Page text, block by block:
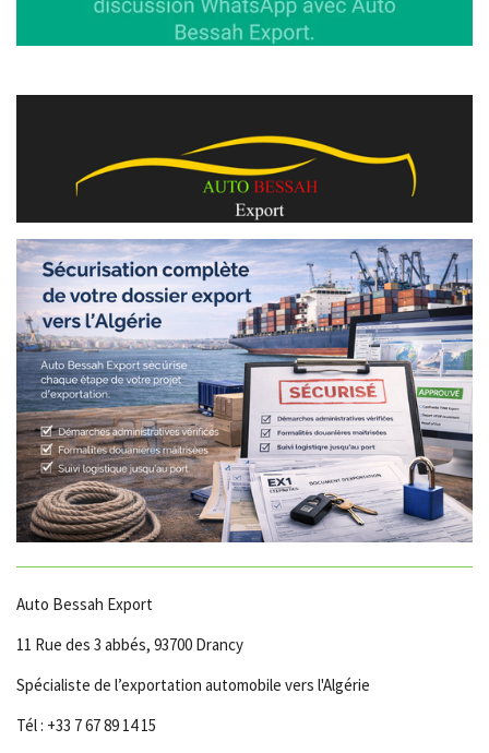
Auto Bessah Export
11 Rue des 3 abbés, 93700 Drancy
Spécialiste de l’exportation automobile vers l'Algérie
Tél : +33 7 67 89 14 15